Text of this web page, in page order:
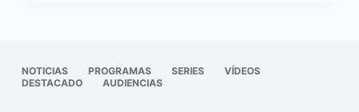
NOTICIAS PROGRAMAS SERIES
VÍDEOS
DESTACADO
AUDIENCIAS